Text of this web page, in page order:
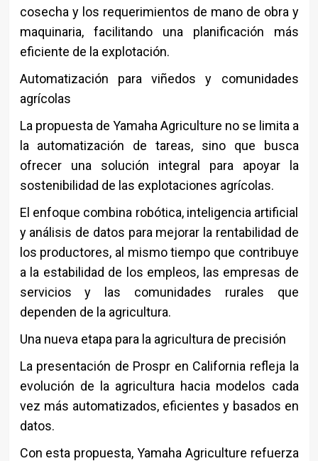
cosecha y los requerimientos de mano de obra y
maquinaria, facilitando una planificación más
eficiente de la explotación.
Automatización para viñedos y comunidades
agrícolas
La propuesta de Yamaha Agriculture no se limita a
la automatización de tareas, sino que busca
ofrecer una solución integral para apoyar la
sostenibilidad de las explotaciones agrícolas.
El enfoque combina robótica, inteligencia artificial
y análisis de datos para mejorar la rentabilidad de
los productores, al mismo tiempo que contribuye
a la estabilidad de los empleos, las empresas de
servicios y las comunidades rurales que
dependen de la agricultura.
Una nueva etapa para la agricultura de precisión
La presentación de Prospr en California refleja la
evolución de la agricultura hacia modelos cada
vez más automatizados, eficientes y basados en
datos.
Con esta propuesta, Yamaha Agriculture refuerza